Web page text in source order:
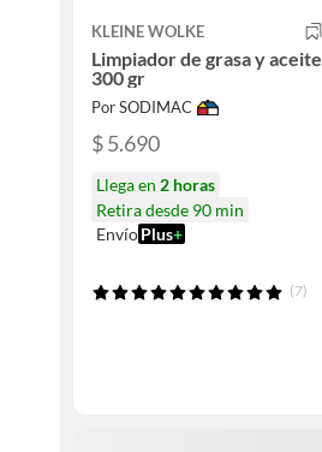
KLEINE WOLKE
Limpiador de grasa y aceite
300 gr
Por SODIMAC
$ 5.690
Llega en 2 horas
Retira desde 90 min
EnvíoPlus+
(7)